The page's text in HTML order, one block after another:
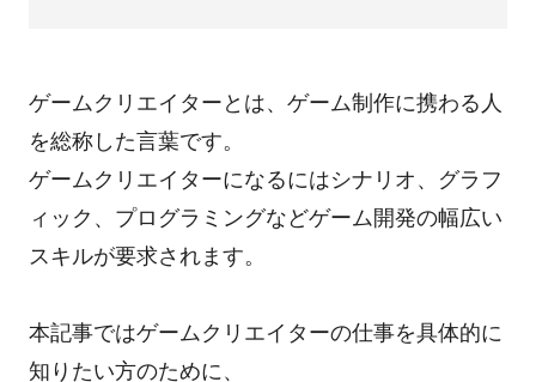
ゲームクリエイターとは、ゲーム制作に携わる人
を総称した言葉です。
ゲームクリエイターになるにはシナリオ、グラフ
ィック、プログラミングなどゲーム開発の幅広い
スキルが要求されます。
本記事ではゲームクリエイターの仕事を具体的に
知りたい方のために、